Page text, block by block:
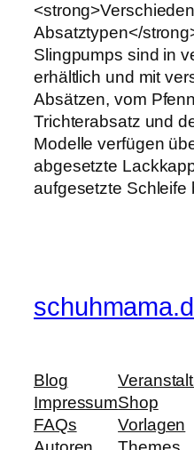
Absatztypen</
Slingpumps sind in
erhältlich und mit
Absätzen, vom
Trichterabsatz und
Modelle verfügen
abgesetzte
aufgesetzte Schleife
Blog
Impressum
FAQs
Shop
Vorlagen